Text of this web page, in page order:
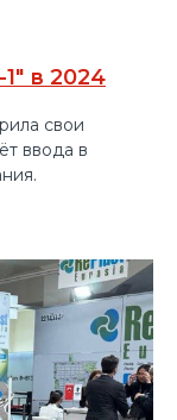
в 2024
свои
ввода в